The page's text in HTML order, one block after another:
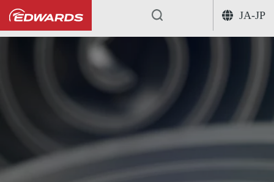
JA-JP
...